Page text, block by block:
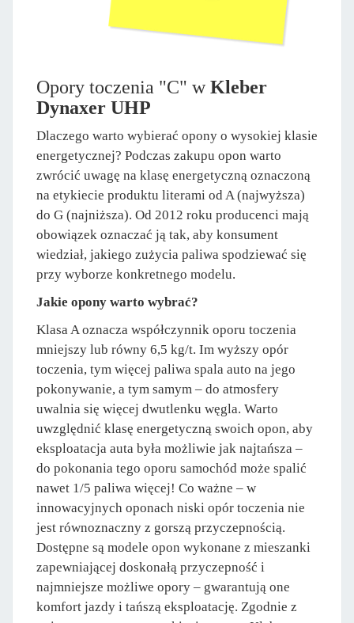
Opory toczenia "C" wKleber
Dynaxer UHP
Dlaczego warto wybierać opony o wysokiej klasie
energetycznej? Podczas zakupu opon warto
zwrócić uwagę na klasę energetyczną oznaczoną
na etykiecie produktu literami od A (najwyższa)
do G (najniższa). Od 2012 roku producenci mają
obowiązek oznaczać ją tak, aby konsument
wiedział, jakiego zużycia paliwa spodziewać się
przy wyborze konkretnego modelu.
Jakie opony warto wybrać?
Klasa A oznacza współczynnik oporu toczenia
mniejszy lub równy 6,5 kg/t. Im wyższy opór
toczenia, tym więcej paliwa spala auto na jego
pokonywanie, a tym samym – do atmosfery
uwalnia się więcej dwutlenku węgla. Warto
uwzględnić klasę energetyczną swoich opon, aby
eksploatacja auta była możliwie jak najtańsza –
do pokonania tego oporu samochód może spalić
nawet 1/5 paliwa więcej! Co ważne – w
innowacyjnych oponach niski opór toczenia nie
jest równoznaczny z gorszą przyczepnością.
Dostępne są modele opon wykonane z mieszanki
zapewniającej doskonałą przyczepność i
najmniejsze możliwe opory – gwarantują one
komfort jazdy i tańszą eksploatację. Zgodnie z